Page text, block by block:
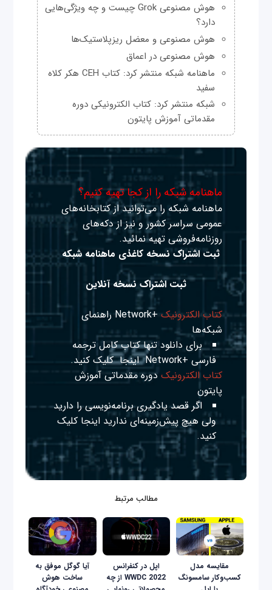
هوش مصنوعی Grok چیست و چه ویژگی‌هایی
دارد؟
هوش مصنوعی و معضل ریزپلاستیک‌ها
هوش مصنوعی در اعماق
ماهنامه شبکه منتشر کرد: کتاب CEH هکر کلاه
سفید
شبکه منتشر کرد: کتاب الکترونیکی دوره
مقدماتی آموزش پایتون
ماهنامه شبکه را از کجا تهیه کنیم؟
ماهنامه شبکه را می‌توانید از کتابخانه‌های
عمومی سراسر کشور و نیز از دکه‌های
روزنامه‌فروشی تهیه نمائید.
ثبت اشتراک نسخه کاغذی ماهنامه شبکه
ثبت اشتراک نسخه آنلاین
کتاب الکترونیک
+Network راهنمای
شبکه‌ها
برای دانلود تنها کتاب کامل ترجمه
فارسی +Network
اینجا کلیک کنید.
کتاب الکترونیک دوره مقدماتی آموزش
پایتون
اگر قصد یادگیری برنامه‌نویسی را دارید
ولی هیچ پیش‌زمینه‌ای نداریداینجا کلیک
کنید.
مطالب مرتبط
مقایسه مدل
کسب‌و‌کار سامسونگ
اپل در کنفرانس
WWDC 2022 از چه
آیا گوگل موفق به
ساخت هوش